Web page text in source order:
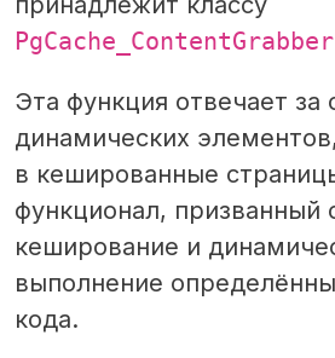
PgCache_ContentGrabber
Эта функция отвечает за
динамических
в кешированные
функционал, призванный
кеширование и
выполнение
кода.